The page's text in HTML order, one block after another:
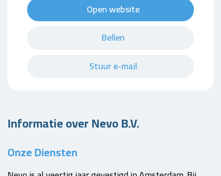
Open website
Bellen
Stuur e-mail
Informatie over Nevo B.V.
Onze Diensten